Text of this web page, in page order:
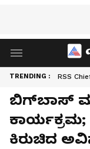
TRENDING : RSS
ಬಿಗ್‌ಬಾಸ್‌
ಕಾರ್ಯಕ್ರಮ;
ಕಿರುಚಿದ